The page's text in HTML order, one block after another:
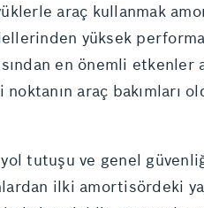
araç kullanmak
yüksek
en önemli etkenler
araç bakımları
tutuşu ve genel
ilki amortisördeki yağ